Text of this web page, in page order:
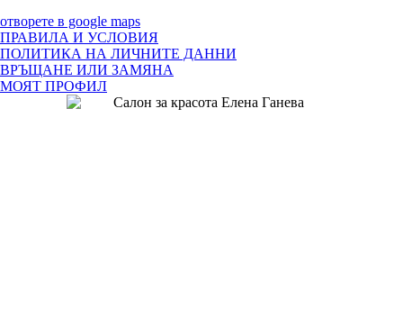
отворете в google maps
ПРАВИЛА И УСЛОВИЯ
ПОЛИТИКА НА ЛИЧНИТЕ ДАННИ
ВРЪЩАНЕ ИЛИ ЗАМЯНА
МОЯТ ПРОФИЛ